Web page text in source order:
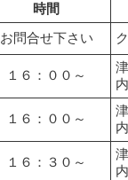
時間
お問合せ下さい
１６：００～
１６：００～
１６：３０～